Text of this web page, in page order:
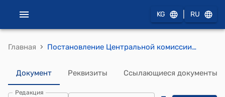
KG RU
Главная › Постановление Центральной комиссии по выборам и проведению референдумов КР от 29 сентября 2011 года № 319 "Об утверждении степени защиты избирательного бюллетеня на выборах Президента Кыргызской Республики назначенных на 30 октября 2011 года"
Документ Реквизиты Ссылающиеся документы
Редакция